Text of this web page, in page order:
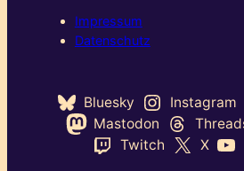
Impressum
Datenschutz
Bluesky Instagram
Mastodon
Twitch
X